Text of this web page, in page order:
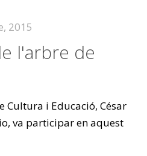
2015
l'arbre de
i Educació, César
va participar en aquest